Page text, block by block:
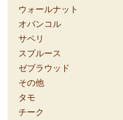
ウォールナット
オバンコル
サペリ
スプルース
ゼブラウッド
その他
タモ
チーク